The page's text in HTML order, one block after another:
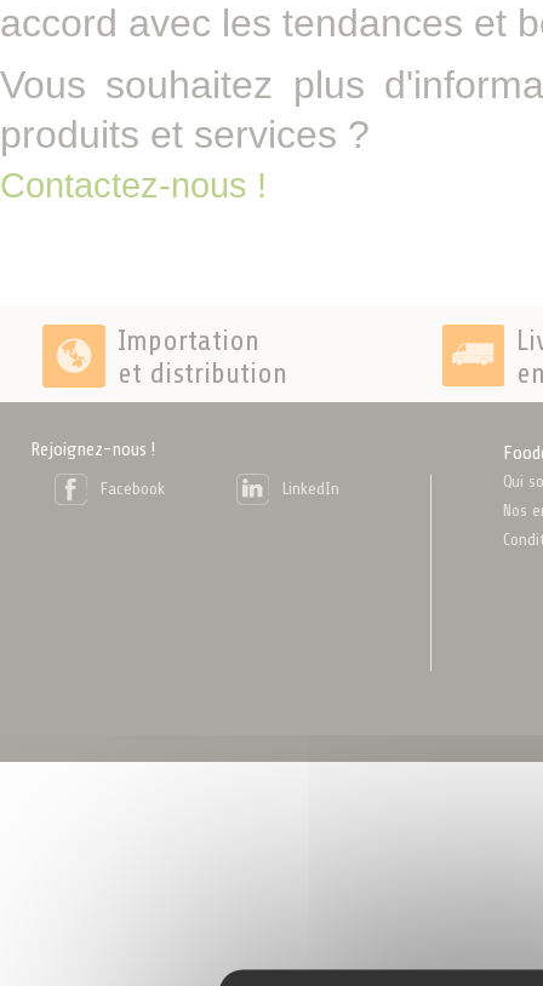
accord avec les tendances et
Vous souhaitez plus
produits et services ?
Contactez-nous !
Importation
et distribution
Rejoignez-nous !
Facebook LinkedIn
Qui
Nos